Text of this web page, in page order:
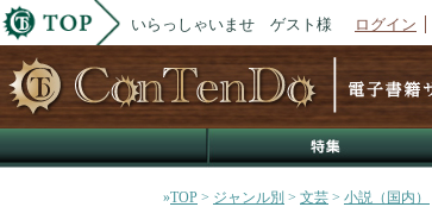
いらっしゃいませ ゲスト様 ログイン
»TOP > ジャンル別 > 文芸 > 小説（国内）